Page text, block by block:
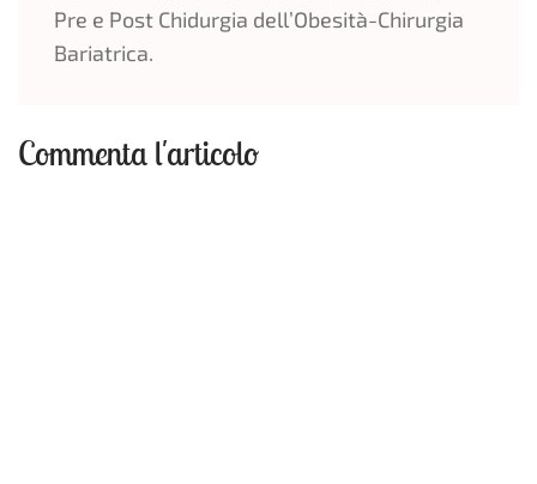
Pre e Post Chidurgia dell’Obesità-Chirurgia
Bariatrica.
Commenta l'articolo